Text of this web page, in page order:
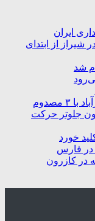
ایران
در شیراز از ابتدای
شد
جلوتر حرکت
خورد
در فارس